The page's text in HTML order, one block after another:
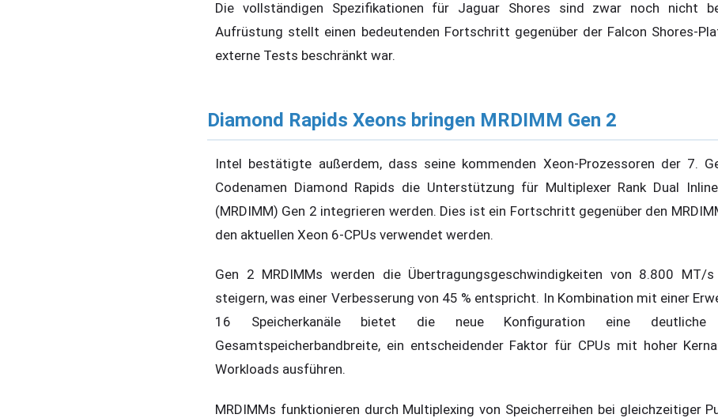
Die vollständigen Spezifikationen für Jaguar Shores sind zwar noch nicht
Aufrüstung stellt einen bedeutenden Fortschritt gegenüber der Falcon Shores-
externe Tests beschränkt war.
Diamond Rapids Xeons bringen MRDIMM Gen 2
Intel bestätigte außerdem, dass seine kommenden Xeon-Prozessoren der 7.
Codenamen Diamond Rapids die Unterstützung für Multiplexer Rank Dual
(MRDIMM) Gen 2 integrieren werden. Dies ist ein Fortschritt gegenüber den
den aktuellen Xeon 6-CPUs verwendet werden.
Gen 2 MRDIMMs werden die Übertragungsgeschwindigkeiten von 8.800
steigern, was einer Verbesserung von 45 % entspricht. In Kombination mit einer
16 Speicherkanäle bietet die neue Konfiguration eine deutliche
Gesamtspeicherbandbreite, ein entscheidender Faktor für CPUs mit hoher
Workloads ausführen.
MRDIMMs funktionieren durch Multiplexing von Speicherreihen bei gleichzeitiger